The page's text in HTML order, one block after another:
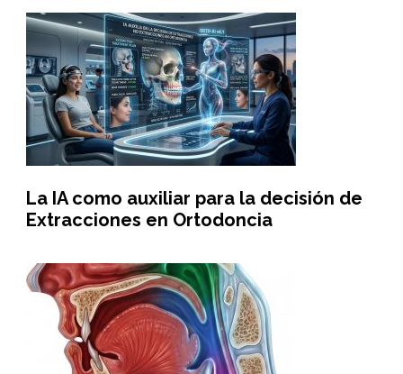
La IA como auxiliar para la decisión de
Extracciones en Ortodoncia